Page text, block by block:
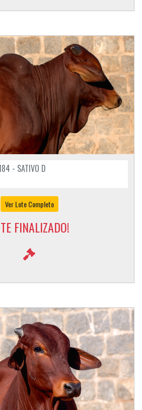
- SATIVO D
Ver Lote Completo
FINALIZADO!